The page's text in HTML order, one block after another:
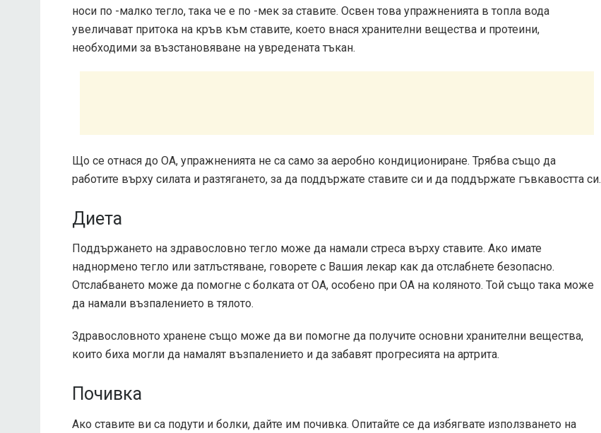
носи по -малко тегло, така че е по -мек за ставите. Освен това упражненията в топла вода
увеличават притока на кръв към ставите, което внася хранителни вещества и протеини,
необходими за възстановяване на увредената тъкан.
Що се отнася до ОА, упражненията не са само за аеробно кондициониране. Трябва също да
работите върху силата и разтягането, за да поддържате ставите си и да поддържате гъвкавостта си.
Диета
Поддържането на здравословно тегло може да намали стреса върху ставите. Ако имате
наднормено тегло или затлъстяване, говорете с Вашия лекар как да отслабнете безопасно.
Отслабването може да помогне с болката от ОА, особено при ОА на коляното. Той също така може
да намали възпалението в тялото.
Здравословното хранене също може да ви помогне да получите основни хранителни вещества,
които биха могли да намалят възпалението и да забавят прогресията на артрита.
Почивка
Ако ставите ви са подути и болки, дайте им почивка. Опитайте се да избягвате използването на